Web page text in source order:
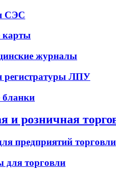
СЭС
карты
журналы
ЛПУ
бланки
и розничная
предприятий торговли
торговли